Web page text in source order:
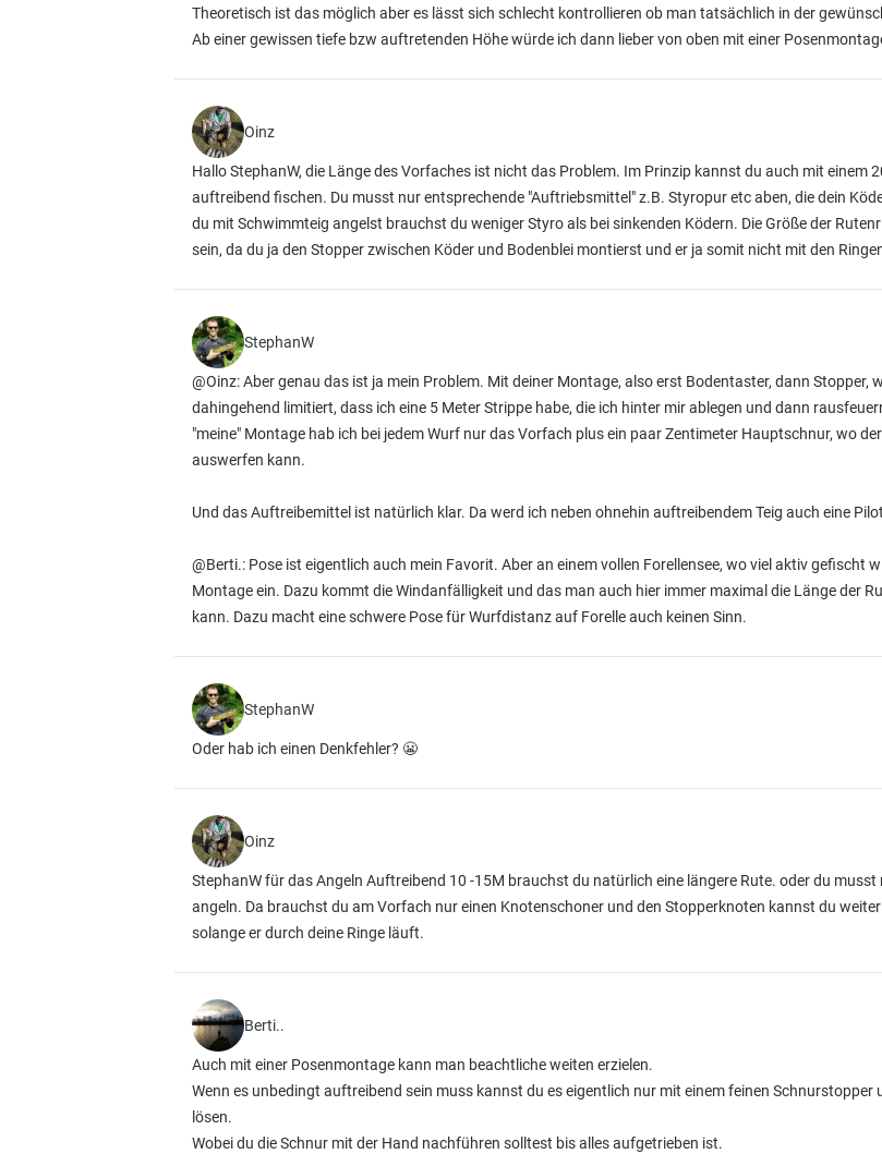
Theoretisch ist das möglich aber es lässt sich schlecht kontrollieren ob man tatsächlich in der
Ab einer gewissen tiefe bzw auftretenden Höhe würde ich dann lieber von oben mit einer
Oinz
Hallo StephanW, die Länge des Vorfaches ist nicht das Problem. Im Prinzip kannst du auch mit einem
auftreibend fischen. Du musst nur entsprechende "Auftriebsmittel" z.B. Styropur etc aben, die dein
du mit Schwimmteig angelst brauchst du weniger Styro als bei sinkenden Ködern. Die Größe der
sein, da du ja den Stopper zwischen Köder und Bodenblei montierst und er ja somit nicht mit den
StephanW
@Oinz: Aber genau das ist ja mein Problem. Mit deiner Montage, also erst Bodentaster, dann Stopper,
dahingehend limitiert, dass ich eine 5 Meter Strippe habe, die ich hinter mir ablegen und dann
"meine" Montage hab ich bei jedem Wurf nur das Vorfach plus ein paar Zentimeter Hauptschnur, wo
auswerfen kann.
Und das Auftreibemittel ist natürlich klar. Da werd ich neben ohnehin auftreibendem Teig auch eine
@Berti.: Pose ist eigentlich auch mein Favorit. Aber an einem vollen Forellensee, wo viel aktiv gefischt
Montage ein. Dazu kommt die Windanfälligkeit und das man auch hier immer maximal die Länge der
kann. Dazu macht eine schwere Pose für Wurfdistanz auf Forelle auch keinen Sinn.
StephanW
Oder hab ich einen Denkfehler? 😬
Oinz
StephanW für das Angeln Auftreibend 10 -15M brauchst du natürlich eine längere Rute. oder du
angeln. Da brauchst du am Vorfach nur einen Knotenschoner und den Stopperknoten kannst du
solange er durch deine Ringe läuft.
Berti..
Auch mit einer Posenmontage kann man beachtliche weiten erzielen.
Wenn es unbedingt auftreibend sein muss kannst du es eigentlich nur mit einem feinen
lösen.
Wobei du die Schnur mit der Hand nachführen solltest bis alles aufgetrieben ist.